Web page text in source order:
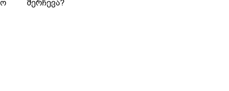
თავდაპირველად
შერჩევა?